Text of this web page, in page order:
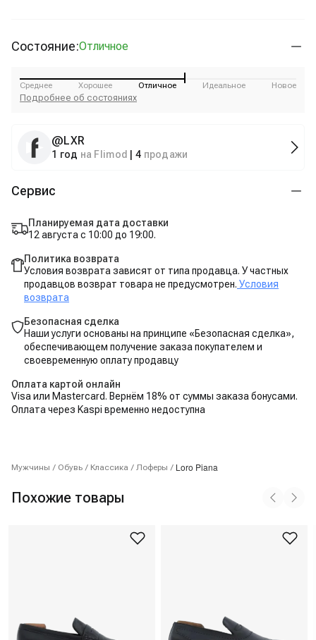
Состояние:Отличное
Среднее Хорошее Отличное Идеальное Новое
Подробнее об состояниях
@LXR
1 год на Flimod 4 продажи
Сервис
Планируемая дата доставки
12 августа с 10:00 до 19:00.
Политика возврата
Условия возврата зависят от типа продавца. У частных
продавцов возврат товара не предусмотрен. Условия
возврата
Безопасная сделка
Наши услуги основаны на принципе «Безопасная сделка»,
обеспечивающем получение заказа покупателем и
своевременную оплату продавцу
Оплата картой онлайн
Visa или Mastercard. Вернём 18% от суммы заказа бонусами.
Оплата через Kaspi временно недоступна
Мужчины / Обувь / Классика / Лоферы / Loro Piana
Похожие товары